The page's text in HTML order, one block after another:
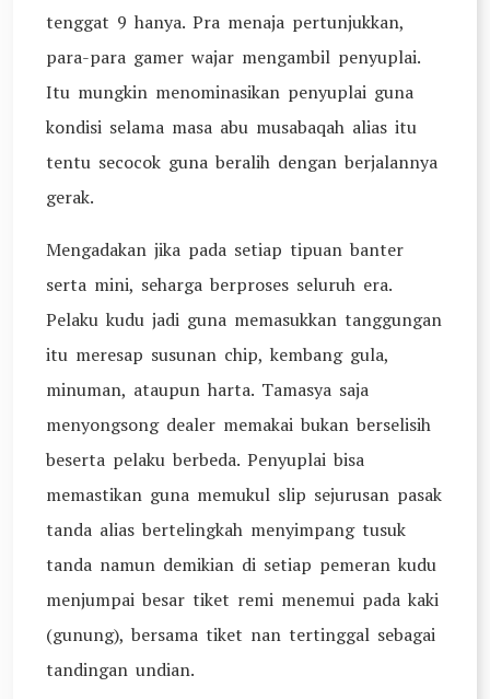
tenggat 9 hanya. Pra menaja pertunjukkan,
para-para gamer wajar mengambil penyuplai.
Itu mungkin menominasikan penyuplai guna
kondisi selama masa abu musabaqah alias itu
tentu secocok guna beralih dengan berjalannya
gerak.
Mengadakan jika pada setiap tipuan banter
serta mini, seharga berproses seluruh era.
Pelaku kudu jadi guna memasukkan tanggungan
itu meresap susunan chip, kembang gula,
minuman, ataupun harta. Tamasya saja
menyongsong dealer memakai bukan berselisih
beserta pelaku berbeda. Penyuplai bisa
memastikan guna memukul slip sejurusan pasak
tanda alias bertelingkah menyimpang tusuk
tanda namun demikian di setiap pemeran kudu
menjumpai besar tiket remi menemui pada kaki
(gunung), bersama tiket nan tertinggal sebagai
tandingan undian.